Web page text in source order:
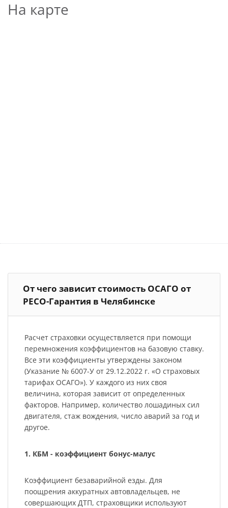
На карте
От чего зависит стоимость ОСАГО от
РЕСО-Гарантия в Челябинске
Расчет страховки осуществляется при помощи
перемножения коэффициентов на базовую ставку.
Все эти коэффициенты утверждены законом
(Указание № 6007-У от 29.12.2022 г. «О страховых
тарифах ОСАГО»). У каждого из них своя
величина, которая зависит от определенных
факторов. Например, количество лошадиных сил
двигателя, стаж вождения, число аварий за год и
другое.
1. КБМ - коэффициент бонус-малус
Коэффициент безаварийной езды. Для
поощрения аккуратных автовладельцев, не
совершающих ДТП, страховщики используют